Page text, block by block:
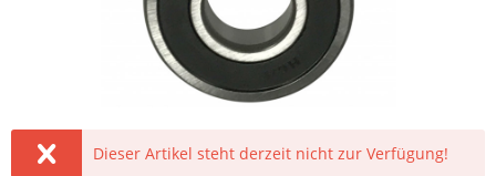
Dieser Artikel steht derzeit nicht zur Verfügung!